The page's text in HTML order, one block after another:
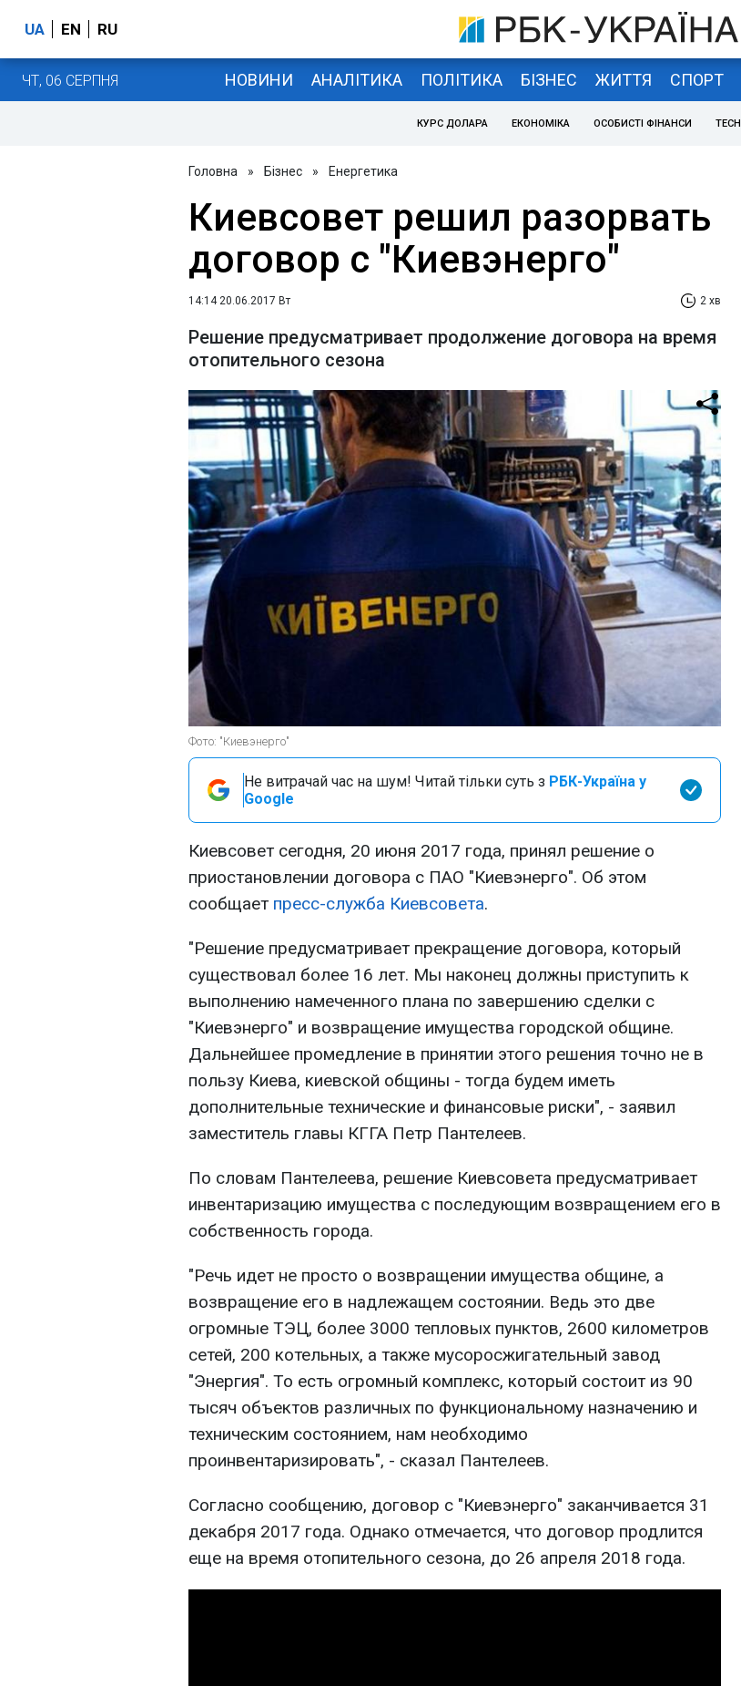
UA EN RU
ЧТ, 06 СЕРПНЯ НОВИНИ АНАЛІТИКА ПОЛІТИКА БІЗНЕС ЖИТТЯ СПОРТ
КУРС ДОЛАРА ЕКОНОМІКА ОСОБИСТІ ФІНАНСИ TECH
Головна » Бізнес » Енергетика
Киевсовет решил разорвать
договор с "Киевэнерго"
14:14 20.06.2017 Вт 2 хв
Решение предусматривает продолжение договора на время
отопительного сезона
Фото: "Киевэнерго"
Не витрачай час на шум! Читай тільки суть з РБК-Україна у
Google
Киевсовет сегодня, 20 июня 2017 года, принял решение о
приостановлении договора с ПАО "Киевэнерго". Об этом
сообщает пресс-служба Киевсовета.
"Решение предусматривает прекращение договора, который
существовал более 16 лет. Мы наконец должны приступить к
выполнению намеченного плана по завершению сделки с
"Киевэнерго" и возвращение имущества городской общине.
Дальнейшее промедление в принятии этого решения точно не в
пользу Киева, киевской общины - тогда будем иметь
дополнительные технические и финансовые риски", - заявил
заместитель главы КГГА Петр Пантелеев.
По словам Пантелеева, решение Киевсовета предусматривает
инвентаризацию имущества с последующим возвращением его в
собственность города.
"Речь идет не просто о возвращении имущества общине, а
возвращение его в надлежащем состоянии. Ведь это две
огромные ТЭЦ, более 3000 тепловых пунктов, 2600 километров
сетей, 200 котельных, а также мусоросжигательный завод
"Энергия". То есть огромный комплекс, который состоит из 90
тысяч объектов различных по функциональному назначению и
техническим состоянием, нам необходимо
проинвентаризировать", - сказал Пантелеев.
Согласно сообщению, договор с "Киевэнерго" заканчивается 31
декабря 2017 года. Однако отмечается, что договор продлится
еще на время отопительного сезона, до 26 апреля 2018 года.